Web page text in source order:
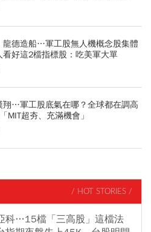
龍德造船…軍工股無人機概念股集體
看好這2檔指標股：吃美軍大單
翔…軍工股底氣在哪？全球都在調高
MIT超夯、充滿機會」
/ HOT STORIES /
科…15檔「三高股」這檔法